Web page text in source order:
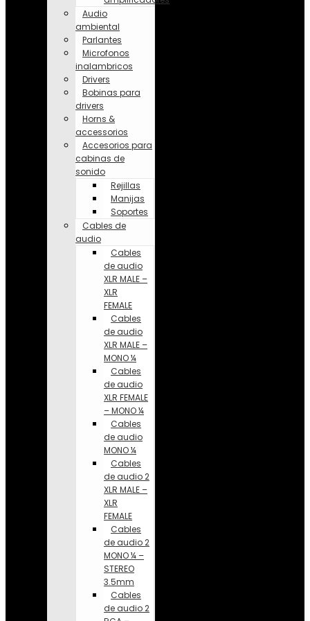
Audio
ambiental
Parlantes
Microfonos
inalambricos
Drivers
Bobinas para
drivers
Horns &
accessorios
Accesorios para
cabinas de
sonido
Rejillas
Manijas
Soportes
Cables de
audio
Cables
de audio
XLR MALE –
XLR
FEMALE
Cables
de audio
XLR MALE –
MONO ¼
Cables
de audio
XLR FEMALE
– MONO ¼
Cables
de audio
MONO ¼
Cables
de audio 2
XLR MALE –
XLR
FEMALE
Cables
de audio 2
MONO ¼ –
STEREO
3.5mm
Cables
de audio 2